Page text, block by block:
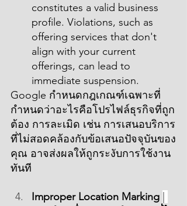
constitutes a valid business
profile. Violations, such as
offering services that don't
align with your current
offerings, can lead to
immediate suspension.
Google กำหนดกฎเกณฑ์เฉพาะที่
กำหนดว่าอะไรคือโปรไฟล์ธุรกิจที่ถูก
ต้อง การละเมิด เช่น การเสนอบริการ
ที่ไม่สอดคล้องกับข้อเสนอปัจจุบันของ
คุณ อาจส่งผลให้ถูกระงับการใช้งาน
ทันที
Improper Location Marking